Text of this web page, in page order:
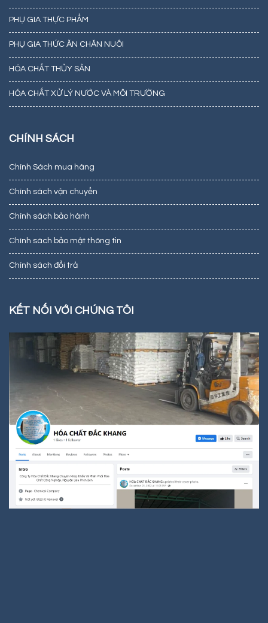
PHỤ GIA THỰC PHẨM
PHỤ GIA THỨC ĂN CHĂN NUÔI
HÓA CHẤT THỦY SẢN
HÓA CHẤT XỬ LÝ NƯỚC VÀ MÔI TRƯỜNG
CHÍNH SÁCH
Chính Sách mua hàng
Chính sách vận chuyển
Chính sách bảo hành
Chính sách bảo mật thông tin
Chính sách đổi trả
KẾT NỐI VỚI CHÚNG TÔI